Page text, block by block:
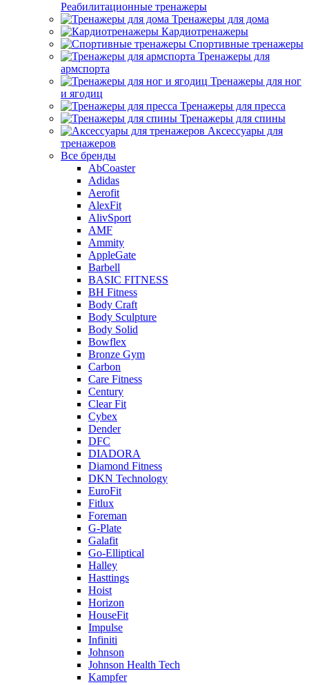
Реабилитационные тренажеры
Тренажеры для дома
Кардиотренажеры
Спортивные тренажеры
Тренажеры для
армспорта
Тренажеры для ног
и ягодиц
Тренажеры для пресса
Тренажеры для спины
Аксессуары для
тренажеров
Все бренды
AbCoaster
Adidas
Aerofit
AlexFit
AlivSport
AMF
Ammity
AppleGate
Barbell
BASIC FITNESS
BH Fitness
Body Craft
Body Sculpture
Body Solid
Bowflex
Bronze Gym
Carbon
Care Fitness
Century
Clear Fit
Cybex
Dender
DFC
DIADORA
Diamond Fitness
DKN Technology
EuroFit
Fitlux
Foreman
G-Plate
Galafit
Go-Elliptical
Halley
Hasttings
Hoist
Horizon
HouseFit
Impulse
Infiniti
Johnson
Johnson Health Tech
Kampfer